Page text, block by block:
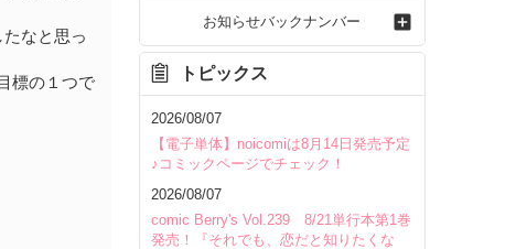
なと思っ
標の１つで
お知らせバックナンバー
トピックス
2026/08/07
【電子単体】noicomiは8月14日発売予定
♪コミックページでチェック！
2026/08/07
comic Berry's Vol.239 8/21単行本第1巻
発売！『それでも、恋だと知りたくな